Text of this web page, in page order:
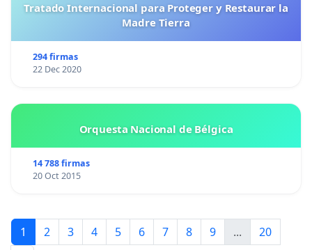
Tratado Internacional para Proteger y Restaurar la
Madre Tierra
294 firmas
22 Dec 2020
Orquesta Nacional de Bélgica
14 788 firmas
20 Oct 2015
1 2 3 4 5 6 7 8 9 ...
20